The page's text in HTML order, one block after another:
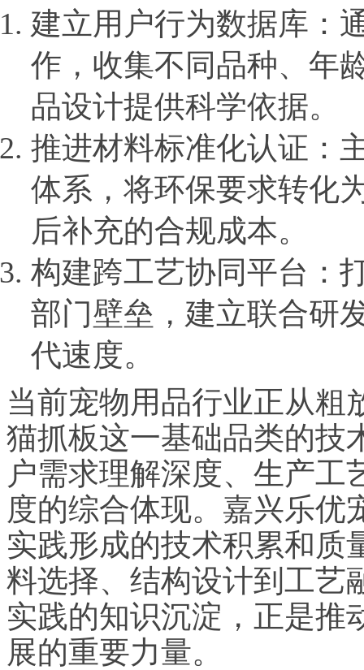
建立用户行为数据库：
作，收集不同品种、年
品设计提供科学依据。
推进材料标准化认证：
体系，将环保要求转化
后补充的合规成本。
构建跨工艺协同平台：
部门壁垒，建立联合研
代速度。
当前宠物用品行业正从粗
猫抓板这一基础品类的技
户需求理解深度、生产工
度的综合体现。嘉兴乐优
实践形成的技术积累和质
料选择、结构设计到工艺
实践的知识沉淀，正是推
展的重要力量。